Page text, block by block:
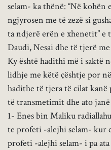
selam- ka thënë: “Në
ngjyrosen me të zezë si
ta ndjerë erën e xhenetit”
Daudi, Nesai dhe të tjerë
Ky është hadithi më i saktë
lidhje me këtë çështje por
hadithe të tjera të cilat
të transmetimit dhe ato janë
1- Enes bin Maliku
te profeti -alejhi selam- kur
profeti -alejhi selam- i pa